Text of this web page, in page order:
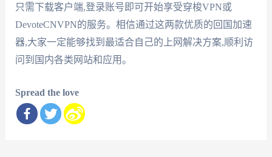
只需下载客户端,登录账号即可开始享受穿梭VPN或
DevoteCNVPN的服务。相信通过这两款优质的回国加速
器,大家一定能够找到最适合自己的上网解决方案,顺利访
问到国内各类网站和应用。
Spread the love